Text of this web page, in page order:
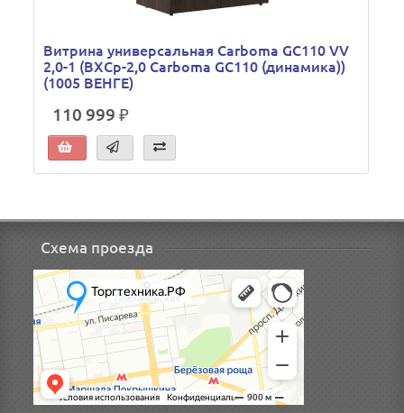
Витрина универсальная Carboma GC110 VV
2,0-1 (ВХСр-2,0 Carboma GC110 (динамика))
(1005 ВЕНГЕ)
110 999 ₽
Схема проезда